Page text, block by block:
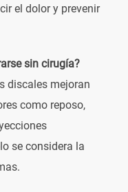
el dolor y prevenir
sin cirugía?
discales mejoran
como reposo,
se considera la